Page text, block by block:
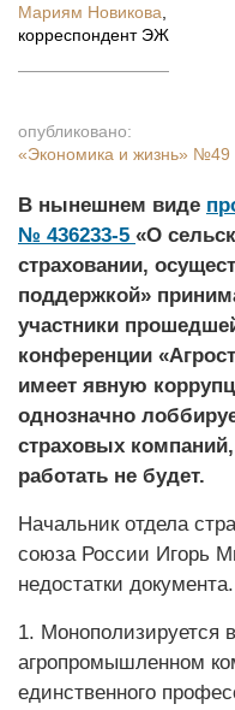
Мариям Новикова
корреспондент ЭЖ
опубликовано:
«Экономика и жизнь» №49
В нынешнем виде
№ 436233-5 «О
страховании,
поддержкой»
участники
конференции
имеет явную
однозначно
страховых
работать не будет.
Начальник отдела
союза России Игорь
недостатки документа.
1. Монополизируется
агропромышленном
единственного